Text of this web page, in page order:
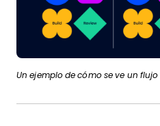
Un ejemplo de cómo se ve un